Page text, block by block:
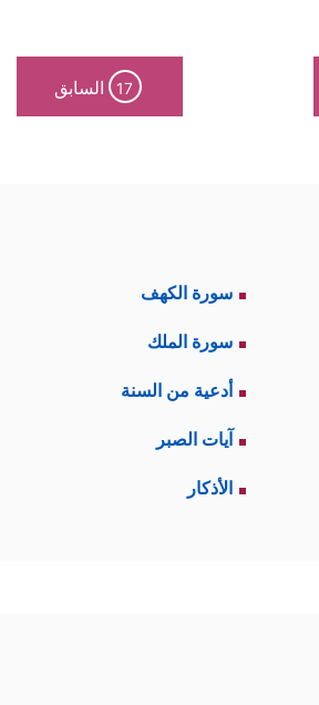
17 السابق
سورة الكهف
سورة الملك
أدعية من السنة
آيات الصبر
الأذكار